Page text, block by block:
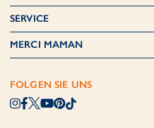
SERVICE
MERCI MAMAN
FOLGEN SIE UNS